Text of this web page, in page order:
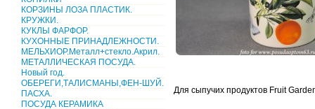
КОРЗИНЫ ЛОЗА ПЛАСТИК.
КРУЖКИ.
КУКЛЫ ФАРФОР.
КУХОННЫЕ ПРИНАДЛЕЖНОСТИ.
МЕЛЬХИОР.Металл+стекло.Акрил.
МЕТАЛЛИЧЕСКАЯ ПОСУДА.
Новый год.
ОБЕРЕГИ,ТАЛИСМАНЫ,ФЕН-ШУЙ.
ПАСХА.
ПОСУДА КЕРАМИКА
Для сыпучих продуктов Fruit